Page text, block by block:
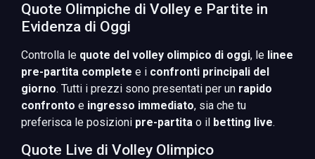
Quote Olimpiche di Volley e Partite in
Evidenza di Oggi
Controlla le quote del volley olimpico di oggi, le linee
pre-partita complete e i confronti principali del
giorno. Tutti i prezzi sono presentati per un rapido
confronto e ingresso immediato, sia che tu
preferisca le posizioni pre-partita o il betting live.
Quote Live di Volley Olimpico